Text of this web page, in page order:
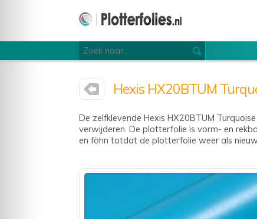
Hexis HX20BTUM
De zelfklevende Hexis HX20BTUM
verwijderen. De plotterfolie is vorm- en
en föhn totdat de plotterfolie weer als